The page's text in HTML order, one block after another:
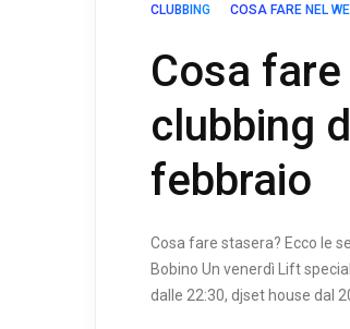
CLUBBING COSA FARE NEL
Cosa
clubbing
febbraio
Cosa fare stasera? Ecco le
Bobino Un venerdì Lift
dalle 22:30, djset house dal